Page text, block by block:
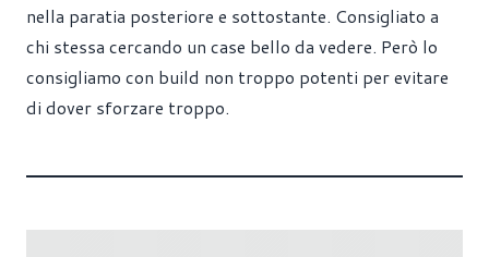
nella paratia posteriore e sottostante. Consigliato a
chi stessa cercando un case bello da vedere. Però lo
consigliamo con build non troppo potenti per evitare
di dover sforzare troppo.